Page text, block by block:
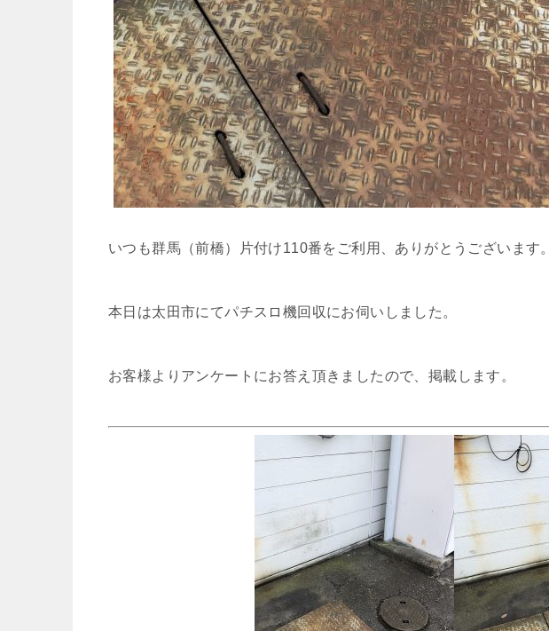
いつも群馬（前橋）片付け110番をご利用、ありがとうございます。
本日は太田市にてパチスロ機回収にお伺いしました。
お客様よりアンケートにお答え頂きましたので、掲載します。